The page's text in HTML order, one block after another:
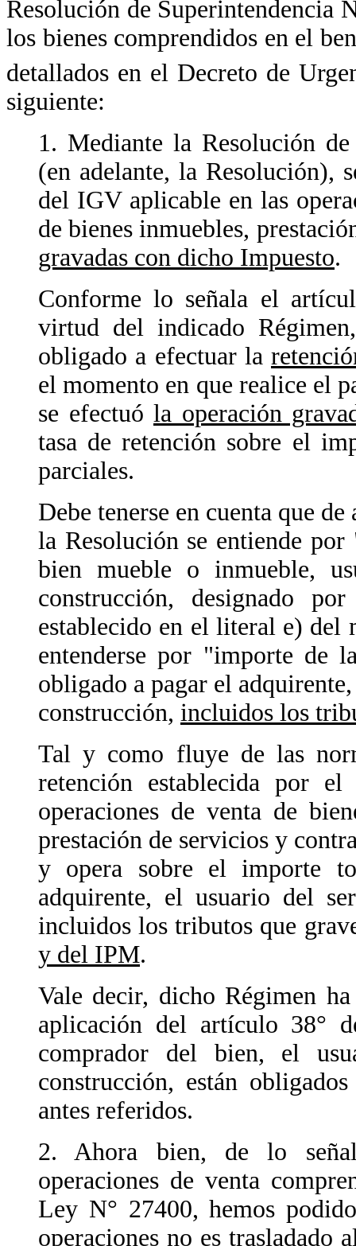
Resolución de Superintendencia
los bienes comprendidos en el
detallados en el Decreto de
siguiente:
1. Mediante la Resolución
(en adelante, la Resolución),
del IGV aplicable en las
de bienes inmuebles,
gravadas con dicho Impuesto.
Conforme lo señala el
virtud del indicado
obligado a efectuar la
el momento en que realice el
se efectuó la operación
tasa de retención sobre el
parciales.
Debe tenerse en cuenta que
la Resolución se entiende
bien mueble o inmueble,
construcción, designado
establecido en el literal e) del
entenderse por "importe de
obligado a pagar el
construcción, incluidos los
Tal y como fluye de las
retención establecida por
operaciones de venta de
prestación de servicios y
y opera sobre el importe
adquirente, el usuario del
incluidos los tributos que
y del IPM.
Vale decir, dicho Régimen
aplicación del artículo 38°
comprador del bien, el
construcción, están
antes referidos.
2. Ahora bien, de lo
operaciones de venta
Ley N° 27400, hemos
operaciones no es trasladado